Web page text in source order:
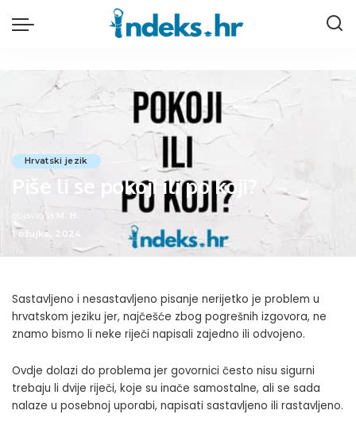
Hrvatski jezik
Piše li se pokoji ili po koji?
Posted
by
objavio/la
M. H.
1 ožujka, 2024
Sastavljeno i nesastavljeno pisanje nerijetko je problem u
hrvatskom jeziku jer, najčešće zbog pogrešnih izgovora, ne
znamo bismo li neke riječi napisali zajedno ili odvojeno.
Ovdje dolazi do problema jer govornici često nisu sigurni
trebaju li dvije riječi, koje su inače samostalne, ali se sada
nalaze u posebnoj uporabi, napisati sastavljeno ili rastavljeno.